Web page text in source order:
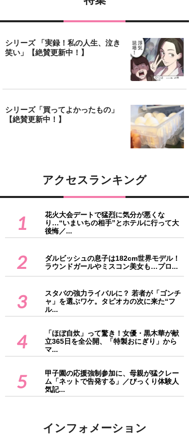
シリーズ 「実録！私の人生、泣き
笑い」【絶賛更新中！】
シリーズ「買ってよかったもの」
【絶賛更新中！】
アクセスランキング
1
花火大会デートで猛烈に気分が悪くな
り…“いまいちの相手”とホテルに行って大
後悔／...
2
ダルビッシュの息子は182cm世界モデル！
ラウンドガールやミスコン美女も…プロ...
3
スタバの強力ライバルに？ 若者が「ゴンチ
ャ」を選ぶワケ。タピオカの次に来た“フ
ル...
4
「ほぼ自炊」って驚き！女優・黒木華が献
立365日を全公開、「特製おにぎり」から
マ...
5
甲子園の応援強制参加に、母親が猛クレー
ム「ネットで告発する」／びっくり体験人
気記...
インフォメーション